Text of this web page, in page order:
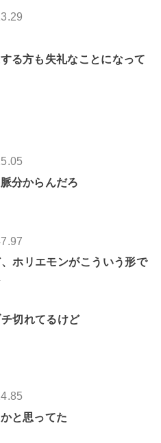
る方も失礼なことになって
分からんだろ
ホリエモンがこういう形で
切れてるけど
と思ってた